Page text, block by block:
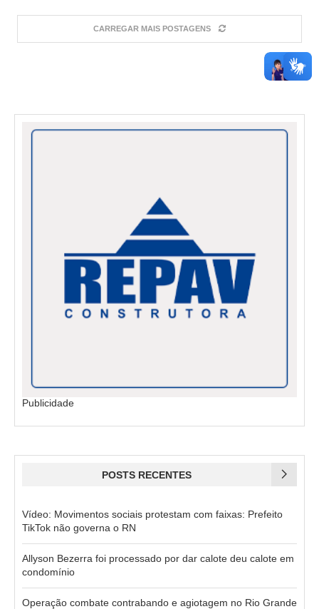
CARREGAR MAIS POSTAGENS
Publicidade
POSTS RECENTES
Vídeo: Movimentos sociais protestam com faixas: Prefeito
TikTok não governa o RN
Allyson Bezerra foi processado por dar calote deu calote em
condomínio
Operação combate contrabando e agiotagem no Rio Grande